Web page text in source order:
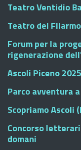
Teatro Ventidio
Teatro dei
Forum per la
rigenerazione
Ascoli Piceno
Parco avventura
Scopriamo Ascoli
Concorso
domani